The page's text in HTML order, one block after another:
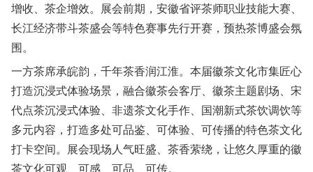
增收、茶企增效。展会前期，安徽省评茶师职业技能大赛、
长江经济带斗茶盛会等特色赛事先行开赛，预热茶博盛会氛
围。
一方茶席承皖韵，千年茶香润江淮。本届徽茶文化市集匠心
打造沉浸式体验场景，融合徽茶会客厅、徽茶主题剧场、宋
代点茶沉浸式体验、非遗茶文化手作、国潮新式茶饮调饮等
多元内容，打造多处可品鉴、可体验、可传播的特色茶文化
打卡空间。展会现场人气旺盛、茶香萦绕，让悠久厚重的徽
茶文化可观、可感、可品、可传。